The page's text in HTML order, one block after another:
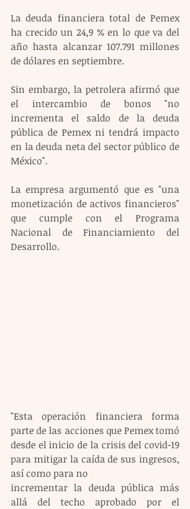
La deuda financiera total de Pemex
ha crecido un 24,9 % en lo que va del
año hasta alcanzar 107.791 millones
de dólares en septiembre.
Sin embargo, la petrolera afirmó que
el intercambio de bonos "no
incrementa el saldo de la deuda
pública de Pemex ni tendrá impacto
en la deuda neta del sector público de
México".
La empresa argumentó que es "una
monetización de activos financieros"
que cumple con el Programa
Nacional de Financiamiento del
Desarrollo.
"Esta operación financiera forma
parte de las acciones que Pemex tomó
desde el inicio de la crisis del covid-19
para mitigar la caída de sus ingresos,
así como para no
incrementar la deuda pública más
allá del techo aprobado por el